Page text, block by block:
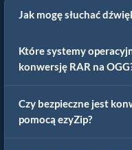
Jak mogę słuchać
Które systemy
konwersję RAR na
Czy bezpieczne jest
pomocą ezyZip?